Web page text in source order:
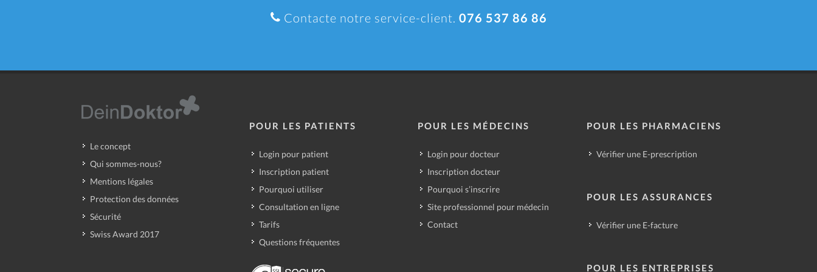
Contacte notre service-client. 076 537 86 86
Le concept
Qui sommes-nous?
Mentions légales
Protection des données
Sécurité
Swiss Award 2017
POUR LES PATIENTS
Login pour patient
Inscription patient
Pourquoi utiliser
Consultation en ligne
Tarifs
Questions fréquentes
POUR LES MÉDECINS
Login pour docteur
Inscription docteur
Pourquoi s’inscrire
Site professionnel pour médecin
Contact
POUR LES PHARMACIENS
Vérifier une E-prescription
POUR LES ASSURANCES
Vérifier une E-facture
POUR LES ENTREPRISES